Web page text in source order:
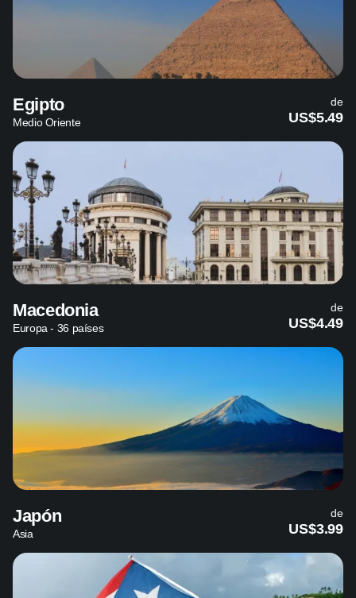
Egipto
Medio Oriente
de
US$5.49
Macedonia
Europa - 36 países
de
US$4.49
Japón
Asia
de
US$3.99